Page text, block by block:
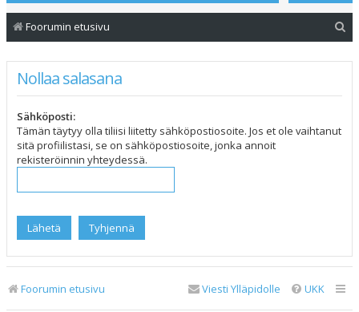
Foorumin etusivu
Nollaa salasana
Sähköposti:
Tämän täytyy olla tiliisi liitetty sähköpostiosoite. Jos et ole vaihtanut
sitä profiilistasi, se on sähköpostiosoite, jonka annoit
rekisteröinnin yhteydessä.
Foorumin etusivu UKK
Viesti Ylläpidolle